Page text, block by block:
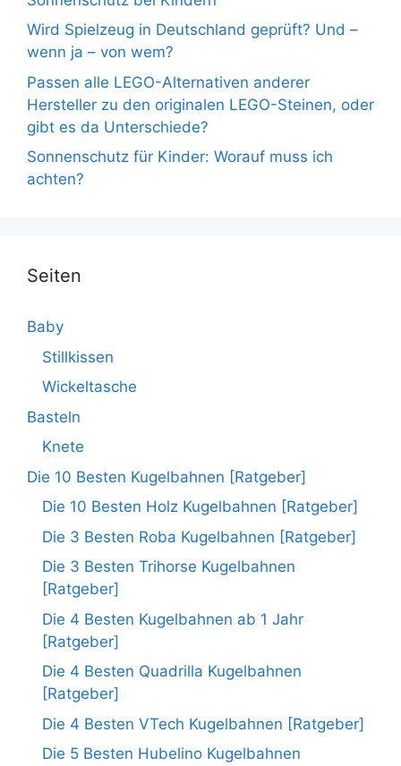
Wird Spielzeug in Deutschland geprüft? Und –
wenn ja – von wem?
Passen alle LEGO-Alternativen anderer
Hersteller zu den originalen LEGO-Steinen, oder
gibt es da Unterschiede?
Sonnenschutz für Kinder: Worauf muss ich
achten?
Seiten
Baby
Stillkissen
Wickeltasche
Basteln
Knete
Die 10 Besten Kugelbahnen [Ratgeber]
Die 10 Besten Holz Kugelbahnen [Ratgeber]
Die 3 Besten Roba Kugelbahnen [Ratgeber]
Die 3 Besten Trihorse Kugelbahnen
[Ratgeber]
Die 4 Besten Kugelbahnen ab 1 Jahr
[Ratgeber]
Die 4 Besten Quadrilla Kugelbahnen
[Ratgeber]
Die 4 Besten VTech Kugelbahnen [Ratgeber]
Die 5 Besten Hubelino Kugelbahnen